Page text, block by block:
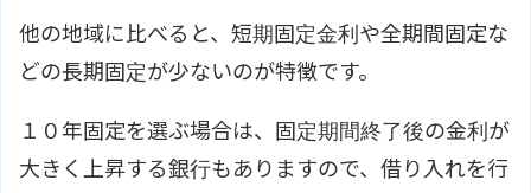
他の地域に比べると、短期固定金利や全期間固定な
どの長期固定が少ないのが特徴です。
１０年固定を選ぶ場合は、固定期間終了後の金利が
大きく上昇する銀行もありますので、借り入れを行